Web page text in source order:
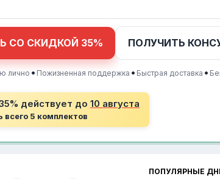
СО СКИДКОЙ 35% ПОЛУЧИТЬ
лично • Пожизненная поддержка • Быстрая доставка •
действует до 10 августа
всего 5 комплектов
ПОПУЛЯРНЫЕ